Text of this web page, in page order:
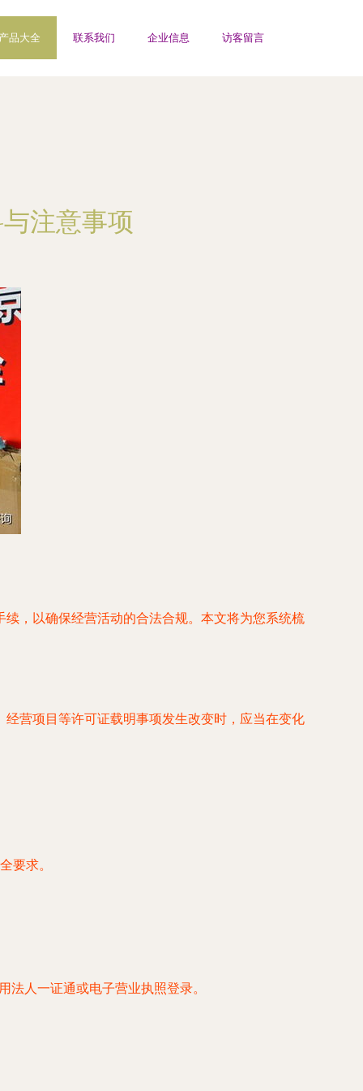
品大全 联系我们 企业信息 访客留言
注意事项
，以确保经营活动的合法合规。本文将为您系统梳
营项目等许可证载明事项发生改变时，应当在变化
要求。
法人一证通或电子营业执照登录。